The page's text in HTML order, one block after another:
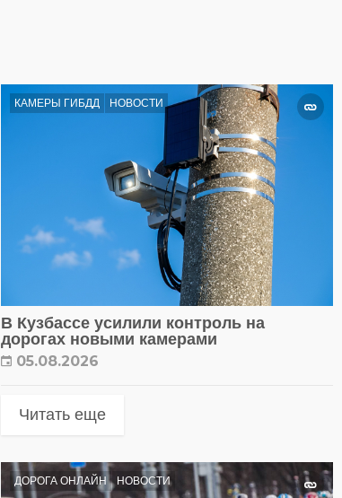
КАМЕРЫ ГИБДД НОВОСТИ
В Кузбассе усилили контроль на
дорогах новыми камерами
05.08.2026
Читать еще
ДОРОГА ОНЛАЙН НОВОСТИ